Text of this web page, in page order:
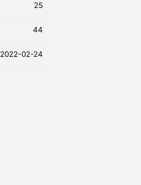
25
44
2022-02-24